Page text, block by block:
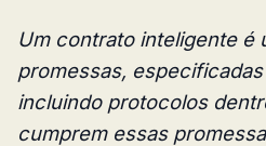
Um contrato inteligente é
promessas,
incluindo protocolos
cumprem essas